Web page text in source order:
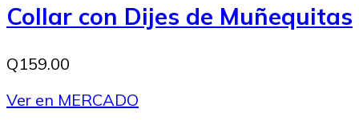
Collar con Dijes de Muñequitas
Q159.00
Ver en MERCADO